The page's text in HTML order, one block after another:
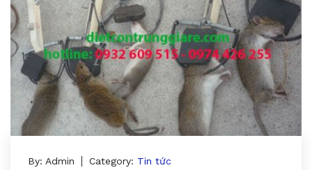
By: Admin Category: Tin tức